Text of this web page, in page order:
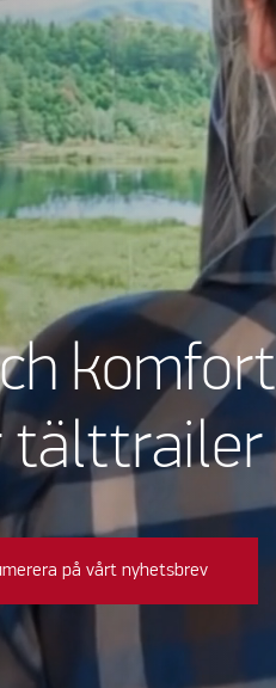
komfort
tälttrailer
på vårt nyhetsbrev